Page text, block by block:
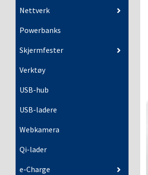
Nettverk
Powerbanks
Skjermfester
Verktøy
USB-hub
USB-ladere
Webkamera
Qi-lader
e-Charge